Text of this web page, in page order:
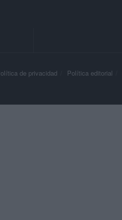
de privacidad Política editorial